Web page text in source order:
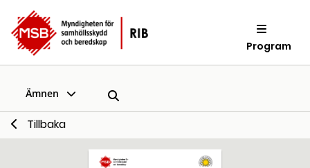
Program
Ämnen
Tillbaka